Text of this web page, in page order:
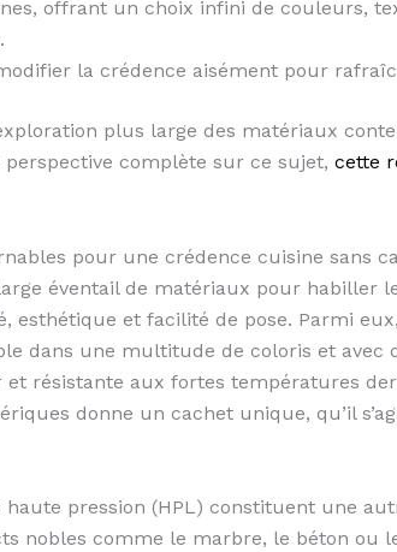
offrant un choix infini de couleurs,
la crédence aisément pour
plus large des matériaux
complète sur ce sujet, cette
pour une crédence cuisine sans
éventail de matériaux pour habiller
esthétique et facilité de pose. Parmi
dans une multitude de coloris et
résistante aux fortes températures
donne un cachet unique, qu’il
haute pression (HPL) constituent une
nobles comme le marbre, le béton